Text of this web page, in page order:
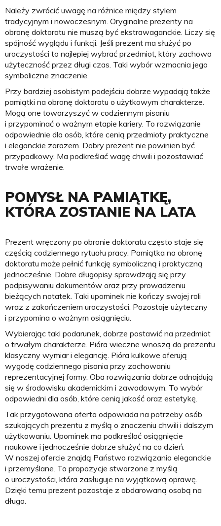
Należy zwrócić uwagę na różnice między stylem
tradycyjnym i nowoczesnym. Oryginalne prezenty na
obronę doktoratu nie muszą być ekstrawaganckie. Liczy się
spójność wyglądu i funkcji. Jeśli prezent ma służyć po
uroczystości to najlepiej wybrać przedmiot, który zachowa
użyteczność przez długi czas. Taki wybór wzmacnia jego
symboliczne znaczenie.
Przy bardziej osobistym podejściu dobrze wypadają także
pamiątki na obronę doktoratu o użytkowym charakterze.
Mogą one towarzyszyć w codziennym pisaniu
i przypominać o ważnym etapie kariery. To rozwiązanie
odpowiednie dla osób, które cenią przedmioty praktyczne
i eleganckie zarazem. Dobry prezent nie powinien być
przypadkowy. Ma podkreślać wagę chwili i pozostawiać
trwałe wrażenie.
POMYSŁ NA PAMIĄTKĘ,
KTÓRA ZOSTANIE NA LATA
Prezent wręczony po obronie doktoratu często staje się
częścią codziennego rytuału pracy. Pamiątka na obronę
doktoratu może pełnić funkcję symboliczną i praktyczną
jednocześnie. Dobre długopisy sprawdzają się przy
podpisywaniu dokumentów oraz przy prowadzeniu
bieżących notatek. Taki upominek nie kończy swojej roli
wraz z zakończeniem uroczystości. Pozostaje użyteczny
i przypomina o ważnym osiągnięciu.
Wybierając taki podarunek, dobrze postawić na przedmiot
o trwałym charakterze. Pióra wieczne wnoszą do prezentu
klasyczny wymiar i elegancję. Pióra kulkowe oferują
wygodę codziennego pisania przy zachowaniu
reprezentacyjnej formy. Oba rozwiązania dobrze odnajdują
się w środowisku akademickim i zawodowym. To wybór
odpowiedni dla osób, które cenią jakość oraz estetykę.
Tak przygotowana oferta odpowiada na potrzeby osób
szukających prezentu z myślą o znaczeniu chwili i dalszym
użytkowaniu. Upominek ma podkreślać osiągnięcie
naukowe i jednocześnie dobrze służyć na co dzień.
W naszej ofercie znajdą Państwo rozwiązania eleganckie
i przemyślane. To propozycje stworzone z myślą
o uroczystości, która zasługuje na wyjątkową oprawę.
Dzięki temu prezent pozostaje z obdarowaną osobą na
długo.